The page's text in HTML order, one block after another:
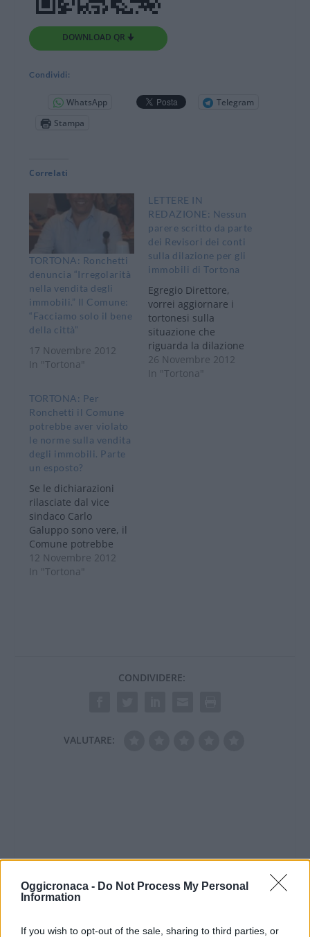
Oggicronaca - Do Not Process My Personal
Information
If you wish to opt-out of the sale, sharing to third parties, or
DOWNLOAD QR 🠋
Condividi:
WhatsApp
Telegram
Stampa
Correlati
TORTONA: Ronchetti
denuncia “Irregolarità
nella vendita degli
immobili.” Il Comune:
“Facciamo solo il bene
della città”
17 Novembre 2012
In "Tortona"
LETTERE IN
REDAZIONE: Nessun
parere scritto da parte
dei Revisori dei conti
sulla dilazione per gli
immobili di Tortona
Egregio Direttore,
vorrei aggiornare i
tortonesi sulla
situazione che
riguarda la dilazione
di versamento nei
confronti di uno dei
26 Novembre 2012
In "Tortona"
TORTONA: Per
Ronchetti il Comune
potrebbe aver violato
le norme sulla vendita
degli immobili. Parte
un esposto?
Se le dichiarazioni
rilasciate dal vice
sindaco Carlo
Galuppo sono vere, il
Comune potrebbe
aver violato le norme
di legge. Lo afferma il
riferisce la pagamento
12 Novembre 2012
In "Tortona"
CONDIVIDERE:
VALUTARE: